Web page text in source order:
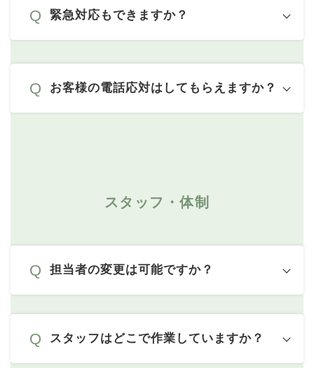
緊急対応もできますか？
お客様の電話応対はしてもらえますか？
スタッフ・体制
担当者の変更は可能ですか？
スタッフはどこで作業していますか？